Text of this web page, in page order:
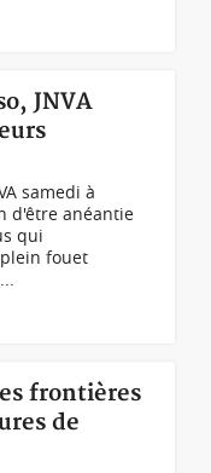
JNVA
samedi à
d'être anéantie
qui
fouet
frontières
de